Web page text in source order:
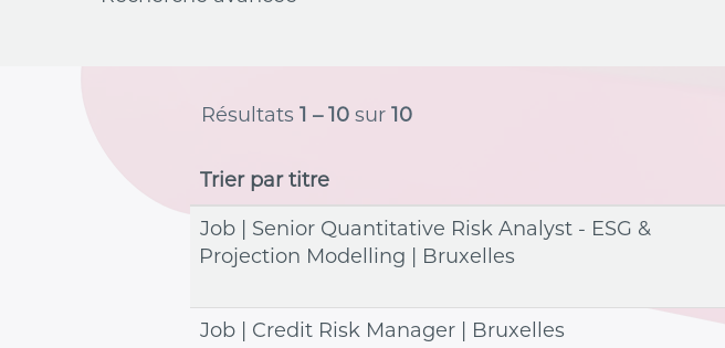
Résultats 1 – 10 sur 10
Trier par titre
Job | Senior Quantitative Risk Analyst - ESG &
Projection Modelling | Bruxelles
Job | Credit Risk Manager | Bruxelles